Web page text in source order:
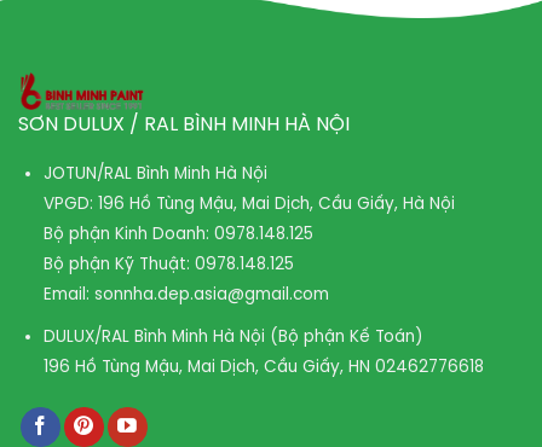
SƠN DULUX / RAL BÌNH MINH HÀ NỘI
JOTUN/RAL Bình Minh Hà Nội
VPGD: 196 Hồ Tùng Mậu, Mai Dịch, Cầu Giấy, Hà Nội
Bộ phận Kinh Doanh: 0978.148.125
Bộ phận Kỹ Thuật: 0978.148.125
Email: sonnha.dep.asia@gmail.com
DULUX/RAL Bình Minh Hà Nội (Bộ phận Kế Toán)
196 Hồ Tùng Mậu, Mai Dịch, Cầu Giấy, HN 02462776618